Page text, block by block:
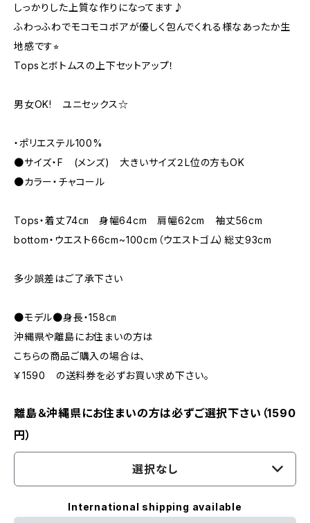
しっかりした上質な作りになってます♪
ふわっふわでモコモコボアが優しく包んでくれる様なあったか生
地感です⭐︎
Topsとボトムスの上下セットアップ！
男女OK! ユニセックス☆
・ポリエステル100%
●サイズ・F (メンズ) 大きいサイズ２L位の方もOK
●カラー・チャコール
Tops・着丈74㎝ 身幅64cm 肩幅62cm 袖丈56cm
bottom・ウエスト66cm~100cm（ウエストゴム）総丈93cm
多少誤差はご了承下さい
●モデル●身長・158㎝
沖縄県や離島にお住まいの方は
こちらの商品ご購入の場合は、
￥1590 の送料券を必ずお買い求め下さい。
離島＆沖縄県にお住まいの方は必ずご選択下さい（1590
円）
選択なし
International shipping available